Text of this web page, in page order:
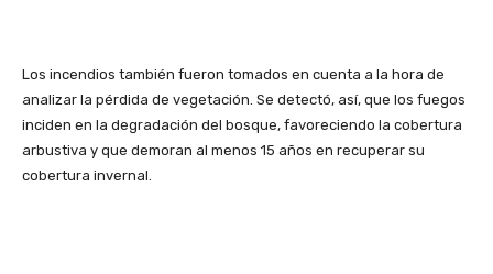
Los incendios también fueron tomados en cuenta a la hora de
analizar la pérdida de vegetación. Se detectó, así, que los fuegos
inciden en la degradación del bosque, favoreciendo la cobertura
arbustiva y que demoran al menos 15 años en recuperar su
cobertura invernal.